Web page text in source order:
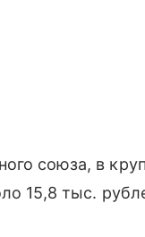
союза, в
15,8 тыс.